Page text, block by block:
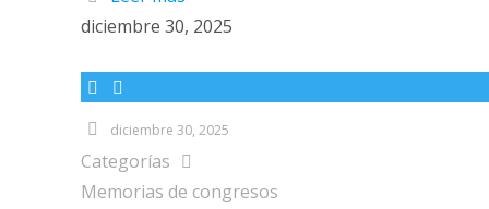
diciembre 30, 2025
diciembre 30, 2025
Categorías
Memorias de congresos